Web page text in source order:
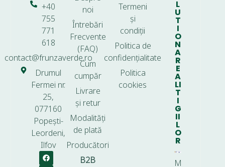
+40
755
771
618
contact@frunzaverde.ro
Drumul
Fermei nr.
25,
077160
Popești-
Leordeni,
Ilfov
noi
Întrebări
Frecvente
(FAQ)
Cum
cumpăr
Livrare
și retur
Modalități
de plată
Producători
B2B
Termeni
și
condiții
Politica de
confidențialitate
Politica
cookies
L
U
T
I
O
N
A
R
E
A
LI
T
I
G
II
L
O
R
M